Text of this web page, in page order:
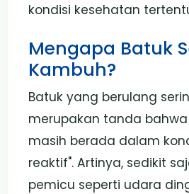
kondisi kesehatan
Mengapa Batuk
Kambuh?
Batuk yang berulang
merupakan tanda
masih berada dalam
reaktif". Artinya, sedikit
pemicu seperti udara